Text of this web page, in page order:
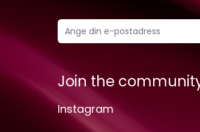
Join the
Instagram